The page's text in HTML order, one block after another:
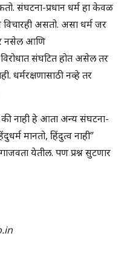
संघटना-प्रधान धर्म हा केवळ
असतो. असा धर्म जर
नसेल आणि
संघटित होत असेल तर
धर्मरक्षणासाठी नव्हे तर
की नाही हे आता अन्य संघटना-
मानतो, हिंदुत्व नाही”
येतील. पण प्रश्न सुटणार